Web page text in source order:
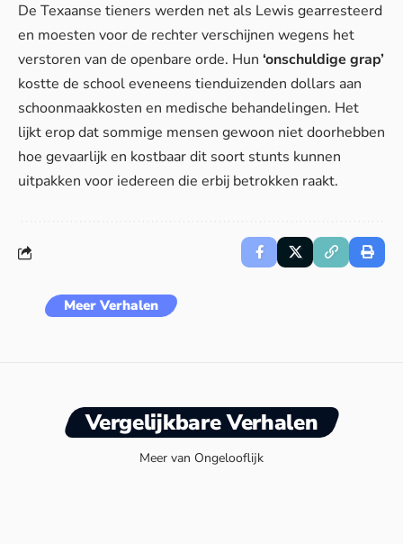
De Texaanse tieners werden net als Lewis gearresteerd
en moesten voor de rechter verschijnen wegens het
verstoren van de openbare orde. Hun ‘onschuldige grap’
kostte de school eveneens tienduizenden dollars aan
schoonmaakkosten en medische behandelingen. Het
lijkt erop dat sommige mensen gewoon niet doorhebben
hoe gevaarlijk en kostbaar dit soort stunts kunnen
uitpakken voor iedereen die erbij betrokken raakt.
Meer Verhalen
Vergelijkbare Verhalen
Meer van Ongelooflijk